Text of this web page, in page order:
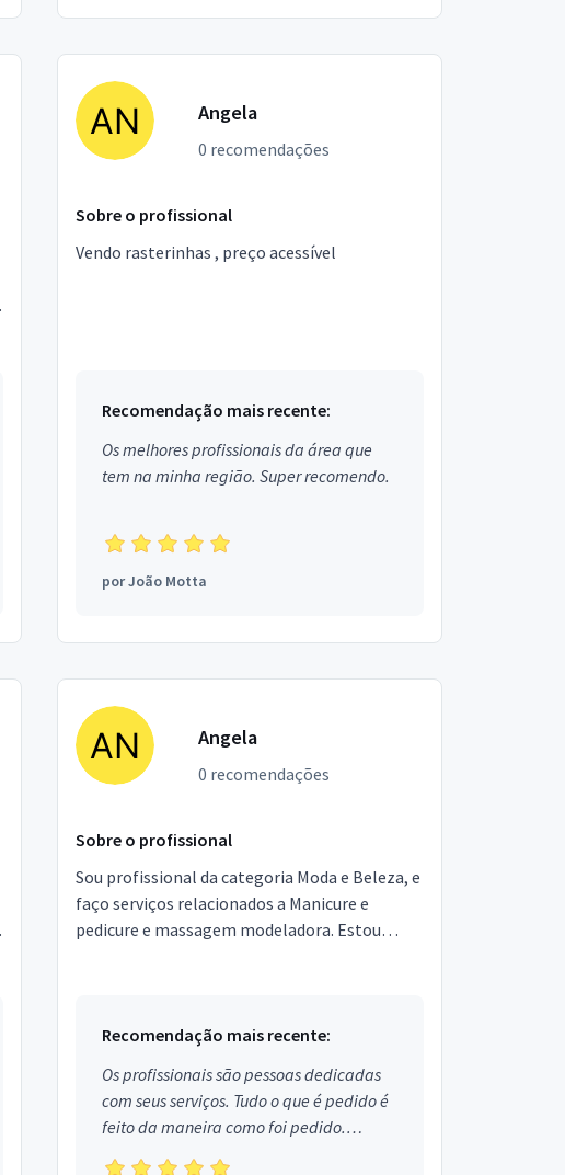
Angela
0 recomendações
Sobre o profissional
Vendo rasterinhas , preço acessível
Recomendação mais recente:
Os melhores profissionais da área que
tem na minha região. Super recomendo.
porJoão Motta
Angela
0 recomendações
Sobre o profissional
Sou profissional da categoria Moda e Beleza, e
faço serviços relacionados a Manicure e
pedicure e massagem modeladora. Estou
Recomendação mais recente:
Os profissionais são pessoas dedicadas
com seus serviços. Tudo o que é pedido é
feito da maneira como foi pedido.
Aprovado!